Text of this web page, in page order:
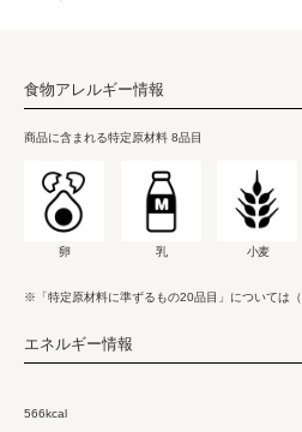
食物アレルギー情報
商品に含まれる特定原材料 8品目
卵 乳 小麦
※「特定原材料に準ずるもの20品目」については（
エネルギー情報
566kcal